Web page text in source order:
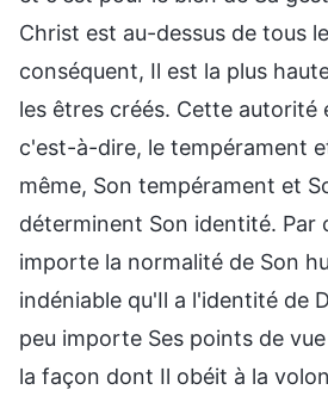
Christ est au-dessus de tous
conséquent, Il est la plus
les êtres créés. Cette autorité
c'est-à-dire, le tempérament
même, Son tempérament et
déterminent Son identité. Par
importe la normalité de Son
indéniable qu'Il a l'identité de
peu importe Ses points de
la façon dont Il obéit à la